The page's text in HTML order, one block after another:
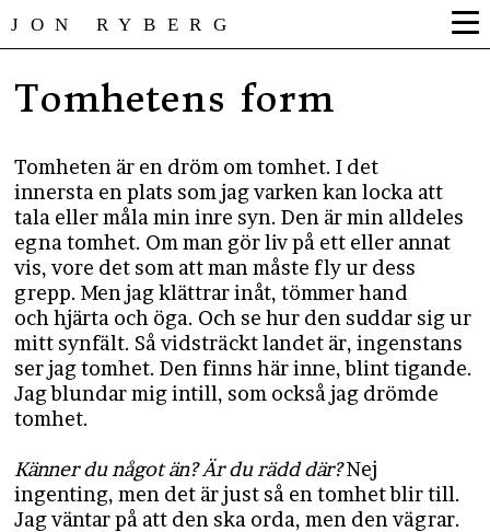
JON RYBERG
Tomhetens form
Tomheten är en dröm om tomhet. I det
innersta en plats som jag varken kan locka att
tala eller måla min inre syn. Den är min alldeles
egna tomhet. Om man gör liv på ett eller annat
vis, vore det som att man måste fly ur dess
grepp. Men jag klättrar inåt, tömmer hand
och hjärta och öga. Och se hur den suddar sig ur
mitt synfält. Så vidsträckt landet är, ingenstans
ser jag tomhet. Den finns här inne, blint tigande.
Jag blundar mig intill, som också jag drömde
tomhet.
Känner du något än? Är du rädd där?Nej
ingenting, men det är just så en tomhet blir till.
Jag väntar på att den ska orda, men den vägrar.